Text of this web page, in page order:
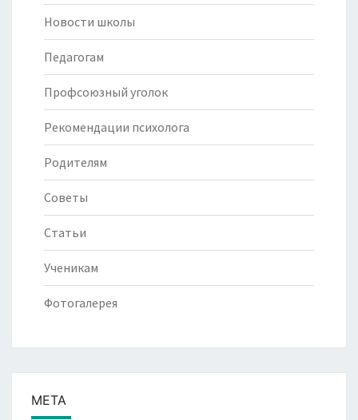
Новости школы
Педагогам
Профсоюзный уголок
Рекомендации психолога
Родителям
Советы
Статьи
Ученикам
Фотогалерея
МЕТА